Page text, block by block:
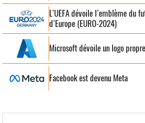
L’UEFA dévoile l’emblème du
d’Europe (EURO-2024)
Microsoft dévoile un logo
Facebook est devenu Meta